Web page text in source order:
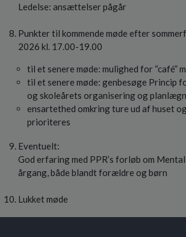
Ledelse: ansættelser pågår
Punkter til kommende møde efter
2026 kl. 17.00-19.00
til et senere møde: mulighed for “café”
til et senere møde: genbesøge Princip
og skoleårets organisering og
ensartethed omkring ture ud af huset
prioriteres
Eventuelt:
God erfaring med PPR’s forløb om
årgang, både blandt forældre og børn
Lukket møde